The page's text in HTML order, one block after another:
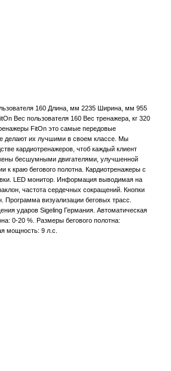
160 Длина, мм 2235 Ширина, мм 955
Вес пользователя 160 Вес тренажера, кг 320
FitOn это самые передовые
делают их лучшими в своем классе. Мы
кардиотренажеров, чтоб каждый клиент
бесшумными двигателями, улучшенной
к краю бегового полотна. Кардиотренажеры с
LED монитор. Информация выводимая на
частота сердечных сокращений. Кнопки
Программа визуализации беговых трасс.
ударов Sigeling Германия. Автоматическая
0-20 %. Размеры бегового полотна:
мощность: 9 л.с.